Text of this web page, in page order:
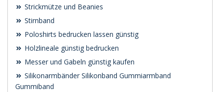
Strickmütze und Beanies
Stirnband
Poloshirts bedrucken lassen günstig
Holzlineale günstig bedrucken
Messer und Gabeln günstig kaufen
Silikonarmbänder Silikonband Gummiarmband
Gummiband